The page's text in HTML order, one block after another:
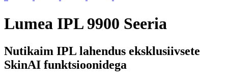
Lumea IPL 9900 Seeria
Nutikaim IPL lahendus eksklusiivsete
SkinAI funktsioonidega